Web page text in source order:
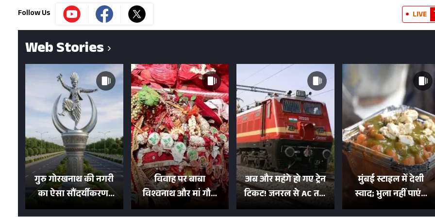
Follow Us LIVE
Web Stories
गुरु गोरखनाथ की नगरी
का ऐसा सौंदर्यीकरण!
मन मोह लेंगी शहर की
विवाह पर बाबा
विश्वनाथ और मां गौरा
को 6 लाख रुपये का
अब और महंगे हो गए ट्रेन
टिकट! जनरल से AC तक
का बढ़ा किराया; दिल्ली
मुंबई स्टाइल में देशी
स्वाद; भुला नहीं पाएंगे
मुल्तानी छोले-पाव का